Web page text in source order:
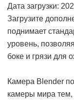
Дата загрузки:
Загрузите
поднимает
уровень,
боке и грязи для
Камера Blender
камеры мира тем,